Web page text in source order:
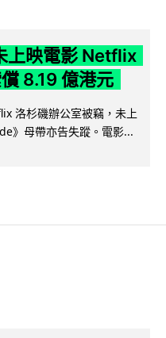
上映電影 Netflix
8.19 億港元
洛杉磯辦公室被竊，未上
》母帶亦告失蹤。電影...